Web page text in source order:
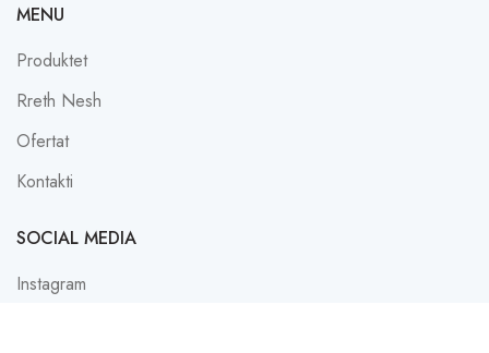
MENU
Produktet
Rreth Nesh
Ofertat
Kontakti
SOCIAL MEDIA
Instagram